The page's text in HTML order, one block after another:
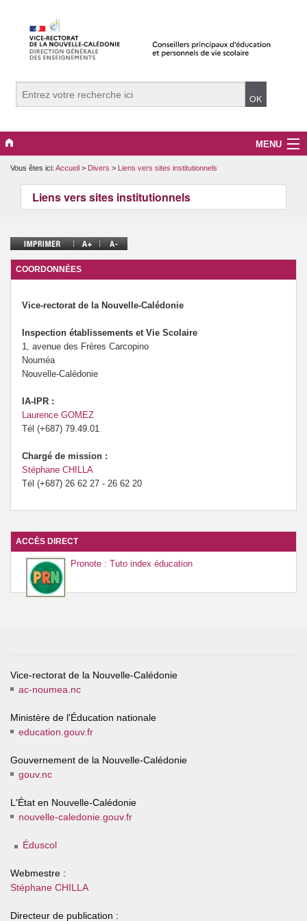
MENU
Actualités
Ressources
Agenda
Vous êtes ici: Accueil > Divers > Liens vers sites institutionnels
Liens vers sites institutionnels
COORDONNÉES
Vice-rectorat de la Nouvelle-Calédonie
Inspection établissements et Vie Scolaire
1, avenue des Frères Carcopino
Nouméa
Nouvelle-Calédonie
IA-IPR :
Laurence GOMEZ
Tél (+687) 79.49.01
Chargé de mission :
Stéphane CHILLA
Tél (+687) 26 62 27 - 26 62 20
ACCÈS DIRECT
Pronote : Tuto index éducation
Vice-rectorat de la Nouvelle-Calédonie
ac-noumea.nc
Ministère de l'Éducation nationale
education.gouv.fr
Gouvernement de la Nouvelle-Calédonie
gouv.nc
L'État en Nouvelle-Calédonie
nouvelle-caledonie.gouv.fr
Éduscol
Webmestre :
Stéphane CHILLA
Directeur de publication :